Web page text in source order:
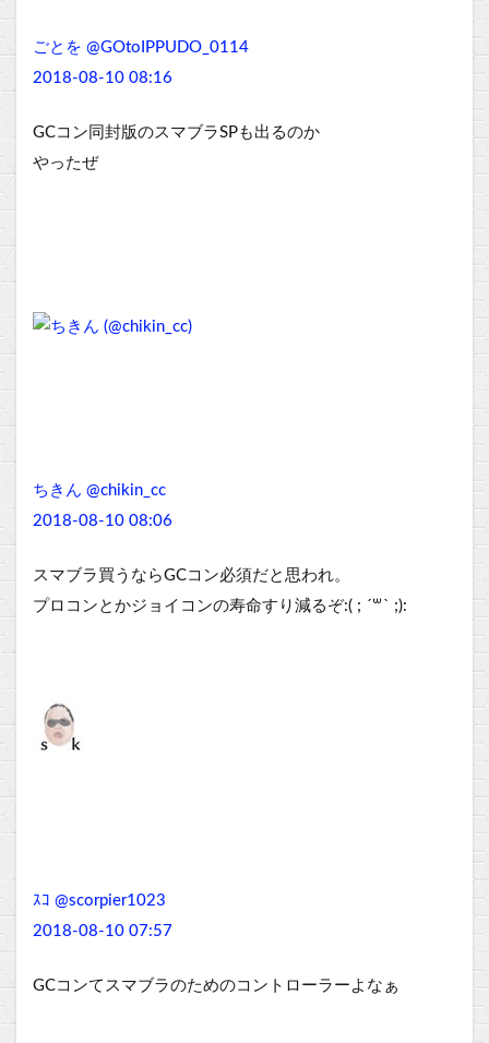
ごとを @GOtoIPPUDO_0114
2018-08-10 08:16
GCコン同封版のスマブラSPも出るのか
やったぜ
ちきん @chikin_cc
2018-08-10 08:06
スマブラ買うならGCコン必須だと思われ。
プロコンとかジョイコンの寿命すり減るぞ:( ; ´꒳` ;):
ｽｺ @scorpier1023
2018-08-10 07:57
GCコンてスマブラのためのコントローラーよなぁ